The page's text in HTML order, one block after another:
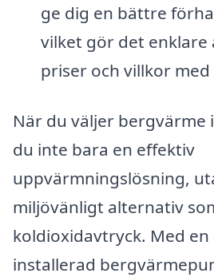
ge dig en bättre
vilket gör det enklare
priser och villkor
När du väljer bergvärme
du inte bara en effektiv
uppvärmningslösning,
miljövänligt alternativ
koldioxidavtryck. Med
installerad